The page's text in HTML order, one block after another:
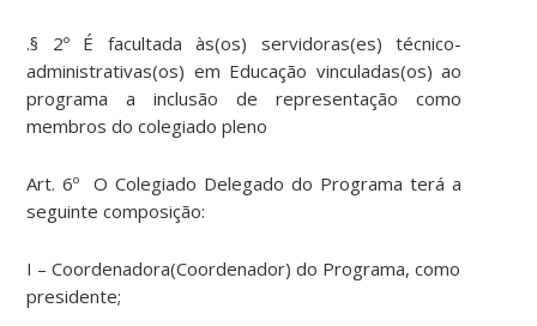
.§ 2º É facultada às(os) servidoras(es) técnico-
administrativas(os) em Educação vinculadas(os) ao
programa a inclusão de representação como
membros do colegiado pleno
Art. 6º O Colegiado Delegado do Programa terá a
seguinte composição:
I – Coordenadora(Coordenador) do Programa, como
presidente;